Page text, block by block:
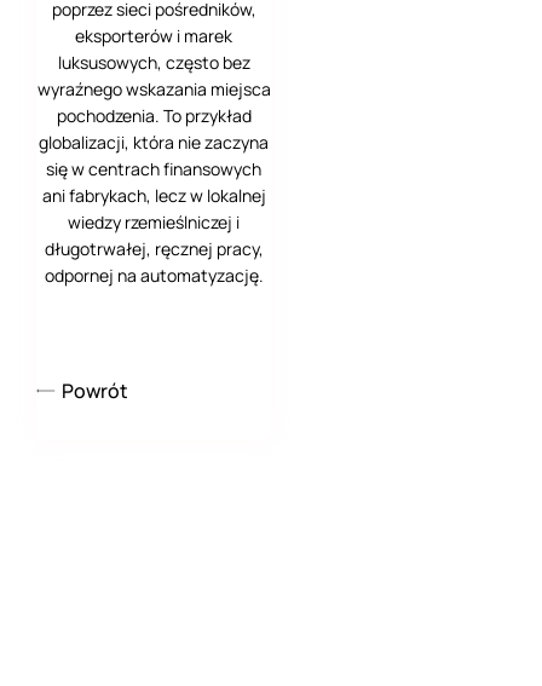
poprzez sieci pośredników,
eksporterów i marek
luksusowych, często bez
wyraźnego wskazania miejsca
pochodzenia. To przykład
globalizacji, która nie zaczyna
się w centrach finansowych
ani fabrykach, lecz w lokalnej
wiedzy rzemieślniczej i
długotrwałej, ręcznej pracy,
odpornej na automatyzację.
Powrót